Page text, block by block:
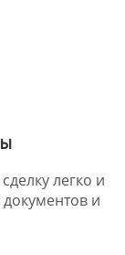
легко и
и